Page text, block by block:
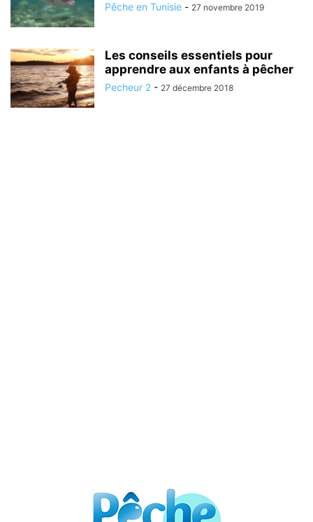
Pêche en Tunisie - 27 novembre 2019
Les conseils essentiels pour
apprendre aux enfants à pêcher
Pecheur 2 - 27 décembre 2018